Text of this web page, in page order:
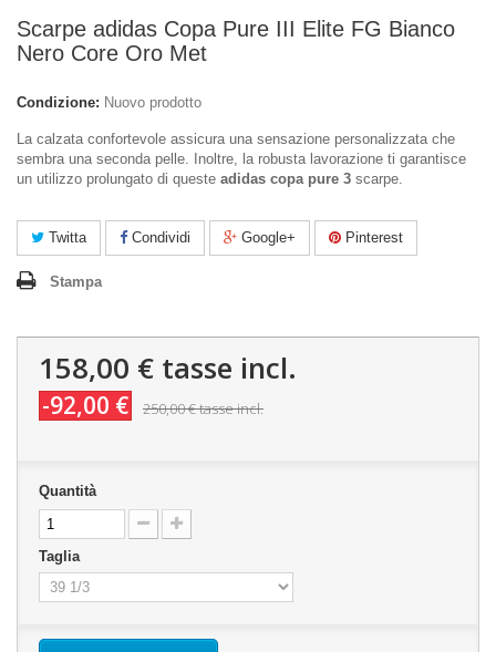
Scarpe adidas Copa Pure III Elite FG Bianco
Nero Core Oro Met
Condizione: Nuovo prodotto
La calzata confortevole assicura una sensazione personalizzata che
sembra una seconda pelle. Inoltre, la robusta lavorazione ti garantisce
un utilizzo prolungato di queste adidas copa pure 3 scarpe.
Twitta Condividi Google+ Pinterest
Stampa
158,00 € tasse incl.
-92,00 € 250,00 €tasse incl.
Quantità
Taglia